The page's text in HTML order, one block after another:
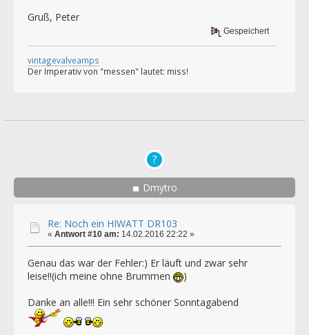
Gruß, Peter
Gespeichert
vintagevalveamps
Der Imperativ von "messen" lautet: miss!
Dmytro
Re: Noch ein HIWATT DR103
« Antwort #10 am: 14.02.2016 22:22 »
Genau das war der Fehler:) Er läuft und zwar sehr
leise!!(ich meine ohne Brummen
)
Danke an alle!!! Ein sehr schöner Sonntagabend